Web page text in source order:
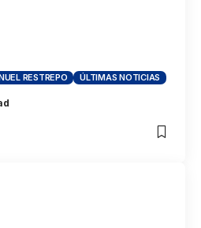
RESTREPO ÚLTIMAS NOTICIAS